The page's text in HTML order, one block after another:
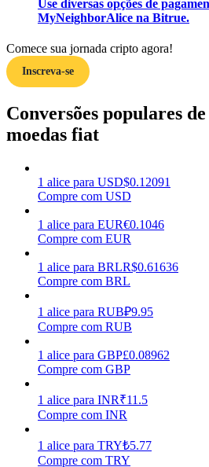
Porquinho poderoso
Ganhe recompensas competitivas
Estacamento
Altos retornos e acesso instantâneo
Use diversas opções de
MyNeighborAlice na Bitrue.
Comece sua jornada cripto agora!
Inscreva-se
Conversões populares
moedas fiat
1 alice para USD$0.12091
Compre com USD
1 alice para EUR€0.1046
Compre com EUR
1 alice para BRLR$0.61636
Compre com BRL
1 alice para RUB₽9.95
Compre com RUB
1 alice para GBP£0.08962
Compre com GBP
1 alice para INR₹11.5
Compre com INR
1 alice para TRY₺5.77
Compre com TRY